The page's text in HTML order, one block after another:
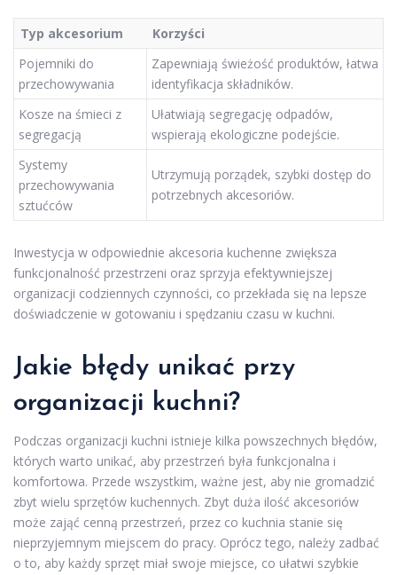
Typ akcesorium
Korzyści
Pojemniki do
przechowywania
Zapewniają świeżość produktów, łatwa
identyfikacja składników.
Kosze na śmieci z
segregacją
Ułatwiają segregację odpadów,
wspierają ekologiczne podejście.
Systemy
przechowywania
sztućców
Utrzymują porządek, szybki dostęp do
potrzebnych akcesoriów.
Inwestycja w odpowiednie akcesoria kuchenne zwiększa
funkcjonalność przestrzeni oraz sprzyja efektywniejszej
organizacji codziennych czynności, co przekłada się na lepsze
doświadczenie w gotowaniu i spędzaniu czasu w kuchni.
Jakie błędy unikać przy
organizacji kuchni?
Podczas organizacji kuchni istnieje kilka powszechnych błędów,
których warto unikać, aby przestrzeń była funkcjonalna i
komfortowa. Przede wszystkim, ważne jest, aby nie gromadzić
zbyt wielu sprzętów kuchennych. Zbyt duża ilość akcesoriów
może zająć cenną przestrzeń, przez co kuchnia stanie się
nieprzyjemnym miejscem do pracy. Oprócz tego, należy zadbać
o to, aby każdy sprzęt miał swoje miejsce, co ułatwi szybkie